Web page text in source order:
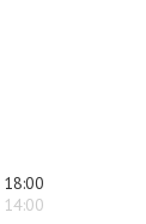
18:00
14:00